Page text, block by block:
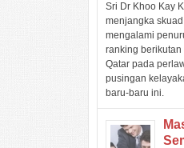
Sri Dr Khoo Kay
menjangka
mengalami
ranking
Qatar pada
pusingan
baru-baru ini.